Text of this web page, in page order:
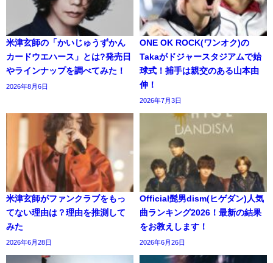
米津玄師の「かいじゅうずかん
カードウエハース」とは?発売日
やラインナップを調べてみた！
2026年8月6日
ONE OK ROCK(ワンオク)の
Takaがドジャースタジアムで始
球式！捕手は親交のある山本由
伸！
2026年7月3日
米津玄師がファンクラブをもっ
てない理由は？理由を推測して
みた
2026年6月28日
Official髭男dism(ヒゲダン)人気
曲ランキング2026！最新の結果
をお教えします！
2026年6月26日